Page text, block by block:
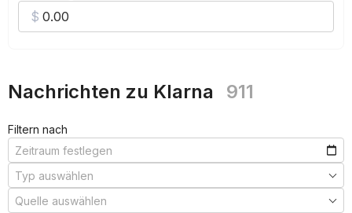
Nachrichten zu Klarna 911
Filtern nach